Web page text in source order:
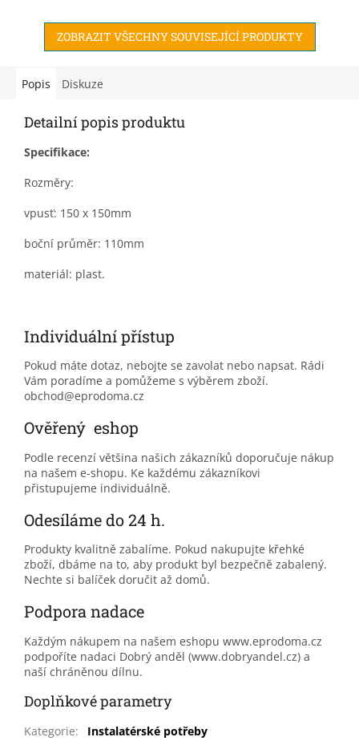
ZOBRAZIT VŠECHNY SOUVISEJÍCÍ PRODUKTY
Popis Diskuze
Detailní popis produktu
Specifikace:
Rozměry:
vpusť: 150 x 150mm
boční průměr: 110mm
materiál: plast.
Individuální přístup
Pokud máte dotaz, nebojte se zavolat nebo napsat. Rádi
Vám poradíme a pomůžeme s výběrem zboží.
obchod@eprodoma.cz
Ověřený eshop
Podle recenzí většina našich zákazníků doporučuje nákup
na našem e-shopu. Ke každému zákazníkovi
přistupujeme individuálně.
Odesíláme do 24 h.
Produkty kvalitně zabalíme. Pokud nakupujte křehké
zboží, dbáme na to, aby produkt byl bezpečně zabalený.
Nechte si balíček doručit až domů.
Podpora nadace
Každým nákupem na našem eshopu www.eprodoma.cz
podpoříte nadaci Dobrý anděl (www.dobryandel.cz) a
naší chráněnou dílnu.
Doplňkové parametry
Kategorie:
Instalatérské potřeby